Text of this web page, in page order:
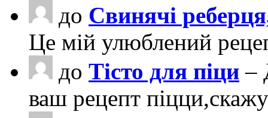
до Свинячі
Це мій улюблений
до Тісто для піци –
ваш рецепт